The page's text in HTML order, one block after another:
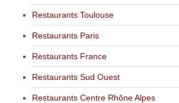
Restaurants Toulouse
Restaurants Paris
Restaurants France
Restaurants Sud Ouest
Restaurants Centre Rhône Alpes